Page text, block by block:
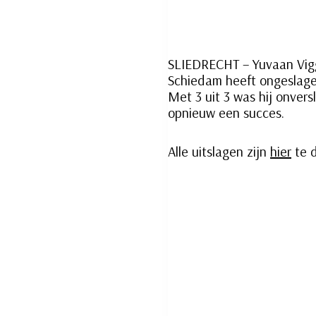
SLIEDRECHT – Yuvaan
Schiedam heeft
Met 3 uit 3 was hij
opnieuw een succes.
Alle uitslagen zijn hier te